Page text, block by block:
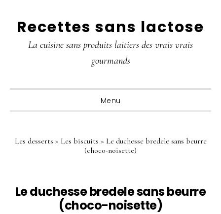
au
contenu
principale
Recettes sans lactose
La cuisine sans produits laitiers des vrais vrais
gourmands
Menu
Les desserts > Les biscuits > Le duchesse bredele sans beurre
(choco-noisette)
Le duchesse bredele sans beurre
(choco-noisette)